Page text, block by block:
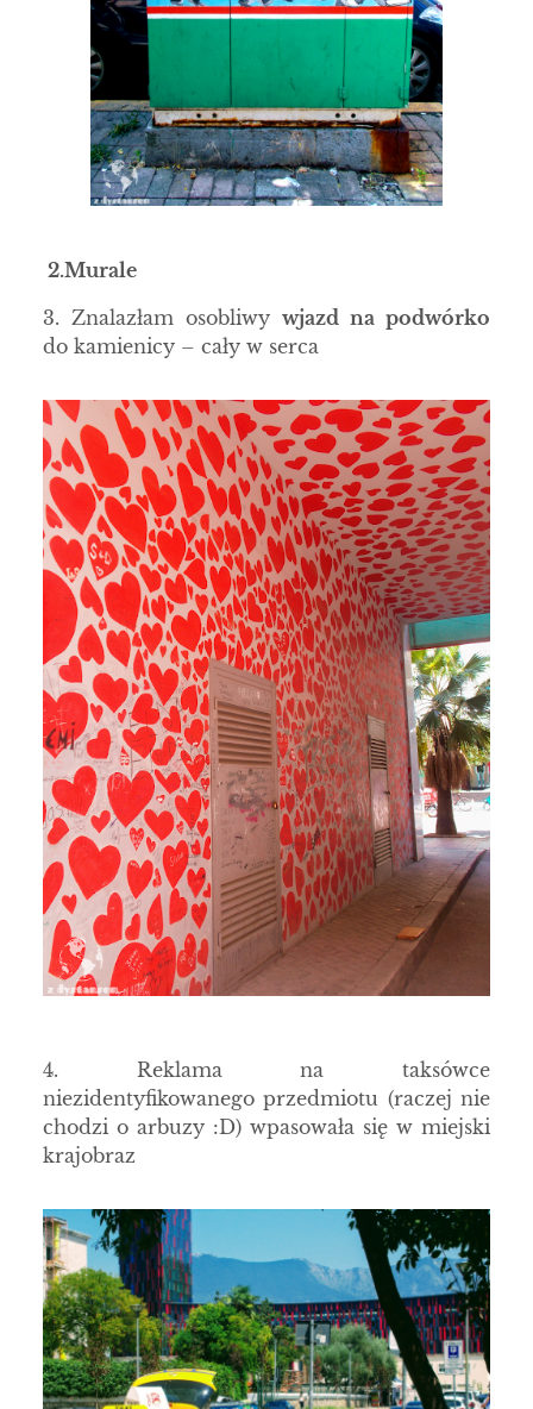
2.Murale
3. Znalazłam osobliwy wjazd na podwórko
do kamienicy – cały w serca
4. Reklama na taksówce
niezidentyfikowanego przedmiotu (raczej nie
chodzi o arbuzy :D) wpasowała się w miejski
krajobraz